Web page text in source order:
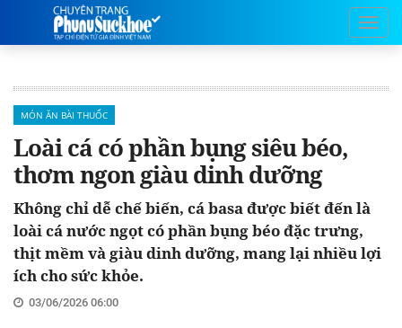
MÓN ĂN BÀI THUỐC
Loài cá có phần bụng siêu béo,
thơm ngon giàu dinh dưỡng
Không chỉ dễ chế biến, cá basa được biết đến là
loài cá nước ngọt có phần bụng béo đặc trưng,
thịt mềm và giàu dinh dưỡng, mang lại nhiều lợi
ích cho sức khỏe.
03/06/2026 06:00